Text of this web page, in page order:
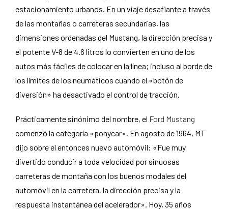
estacionamiento urbanos. En un viaje desafiante a través
de las montañas o carreteras secundarias, las
dimensiones ordenadas del Mustang, la dirección precisa y
el potente V-8 de 4.6 litros lo convierten en uno de los
autos más fáciles de colocar en la línea; incluso al borde de
los límites de los neumáticos cuando el «botón de
diversión» ha desactivado el control de tracción.
Prácticamente sinónimo del nombre, el Ford Mustang
comenzó la categoría «ponycar». En agosto de 1964, MT
dijo sobre el entonces nuevo automóvil: «Fue muy
divertido conducir a toda velocidad por sinuosas
carreteras de montaña con los buenos modales del
automóvil en la carretera, la dirección precisa y la
respuesta instantánea del acelerador». Hoy, 35 años